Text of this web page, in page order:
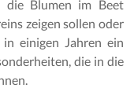
die Blumen im Beet
zeigen sollen oder
einigen Jahren ein
die in die